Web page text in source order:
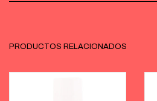
PRODUCTOS RELACIONADOS